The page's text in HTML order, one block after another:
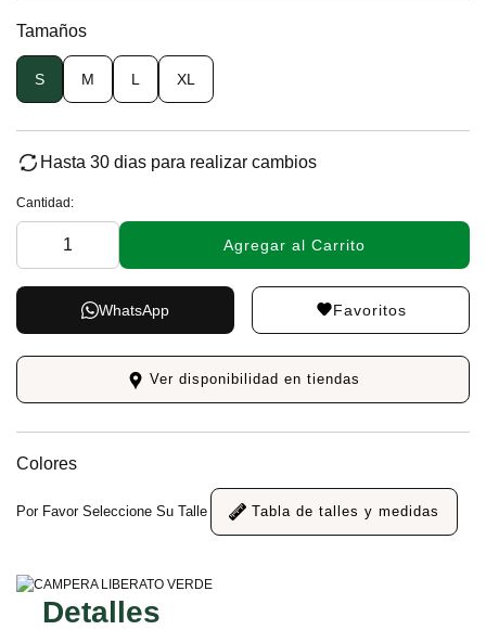
Tamaños
S M L XL
Hasta 30 dias para realizar cambios
Cantidad:
Agregar al Carrito
Favoritos
WhatsApp
Ver disponibilidad en tiendas
Colores
Por Favor Seleccione Su Talle Tabla de talles y medidas
Detalles